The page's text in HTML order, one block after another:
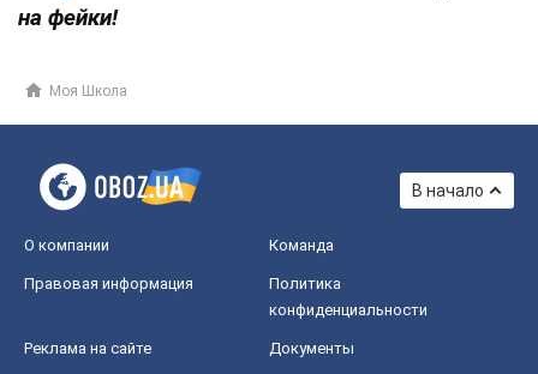
на фейки!
Моя Школа
В начало
О компании Команда
Правовая информация
Политика
конфиденциальности
Реклама на сайте Документы